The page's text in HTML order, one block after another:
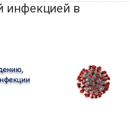
инфекцией в